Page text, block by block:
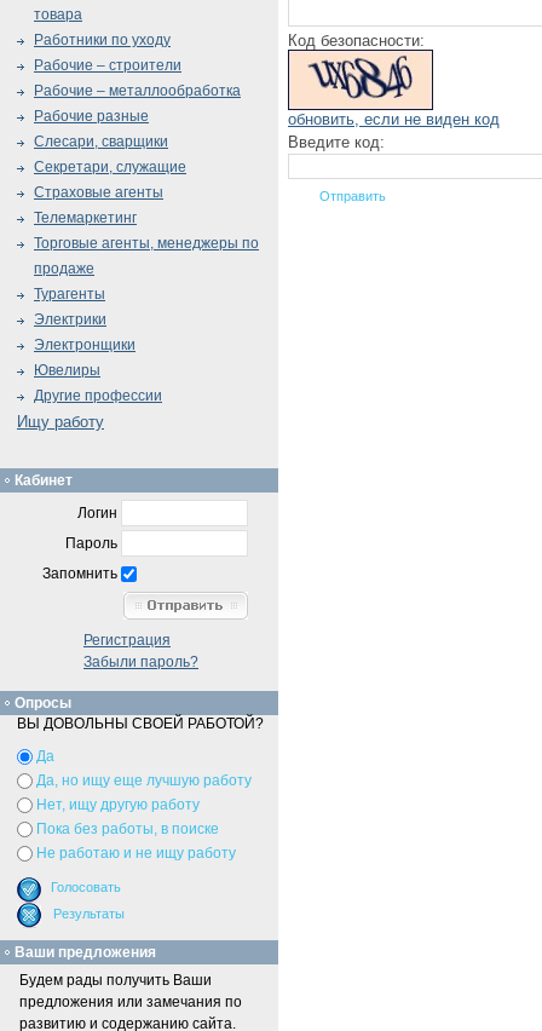
Код безопасности:
обновить, если не виден код
Введите код:
товара
Работники по уходу
Рабочие – строители
Рабочие – металлообработка
Рабочие разные
Слесари, сварщики
Секретари, служащие
Страховые агенты
Телемаркетинг
Торговые агенты, менеджеры по
продаже
Турагенты
Электрики
Электронщики
Ювелиры
Другие профессии
Ищу работу
Кабинет
Логин
Пароль
Запомнить
Регистрация
Забыли пароль?
Опросы
ВЫ ДОВОЛЬНЫ СВОЕЙ РАБОТОЙ?
Да
Да, но ищу еще лучшую работу
Нет, ищу другую работу
Пока без работы, в поиске
Не работаю и не ищу работу
Ваши предложения
Будем рады получить Ваши
предложения или замечания по
развитию и содержанию сайта.